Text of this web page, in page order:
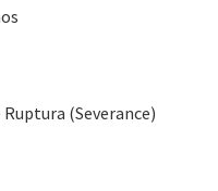
(Severance)